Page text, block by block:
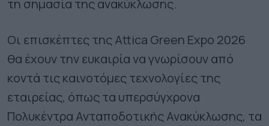
τη σημασία της ανακύκλωσης.
Οι επισκέπτες της Attica Green Expo 2026
θα έχουν την ευκαιρία να γνωρίσουν από
κοντά τις καινοτόμες τεχνολογίες της
εταιρείας, όπως τα υπερσύγχρονα
Πολυκέντρα Ανταποδοτικής Ανακύκλωσης, τα